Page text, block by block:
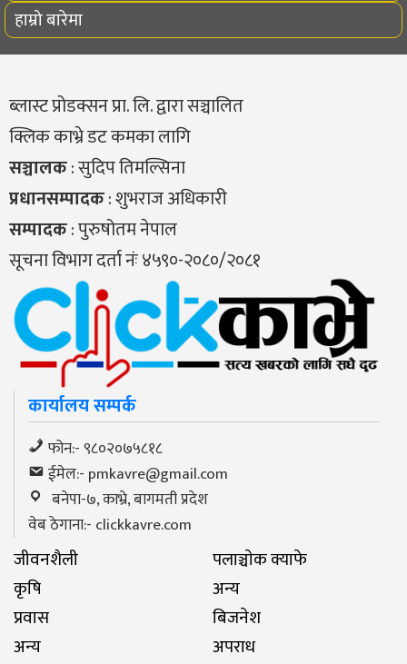
हाम्रो बारेमा
ब्लास्ट प्रोडक्सन प्रा. लि. द्वारा सञ्चालित
क्लिक काभ्रे डट कमका लागि
सञ्चालक: सुदिप तिमल्सिना
प्रधानसम्पादक: शुभराज अधिकारी
सम्पादक: पुरुषोतम नेपाल
सूचना विभाग दर्ता नंः ४५९०-२०८०/२०८१
कार्यालय सम्पर्क
फोन:- ९८०२०७५८१८
ईमेल:- pmkavre@gmail.com
बनेपा-७, काभ्रे, बागमती प्रदेश
वेब ठेगाना:- clickkavre.com
जीवनशैली
पलाञ्चाेक क्याफे
कृषि
अन्य
प्रवास
बिजनेश
अन्य
अपराध